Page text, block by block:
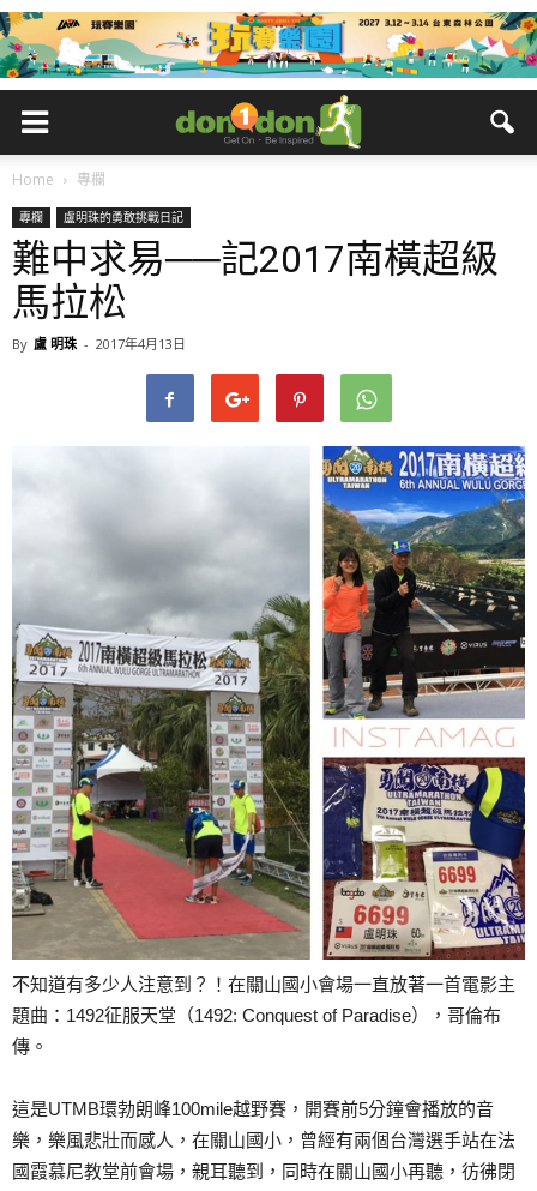
Home 專欄
專欄 盧明珠的勇敢挑戰日記
難中求易──記2017南橫超級
馬拉松
By 盧 明珠 - 2017年4月13日
不知道有多少人注意到？！在關山國小會場一直放著一首電影主
題曲：1492征服天堂（1492: Conquest of Paradise），哥倫布
傳。
這是UTMB環勃朗峰100mile越野賽，開賽前5分鐘會播放的音
樂，樂風悲壯而感人，在關山國小，曾經有兩個台灣選手站在法
國霞慕尼教堂前會場，親耳聽到，同時在關山國小再聽，彷彿閉